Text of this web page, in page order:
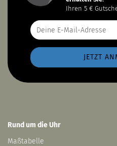
Ihren 5 €
Rund um die Uhr
Maßtabelle